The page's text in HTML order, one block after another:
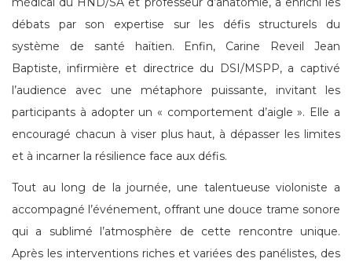
débats par son expertise sur les défis structurels du
système de santé haïtien. Enfin, Carine Reveil Jean
Baptiste, infirmière et directrice du DSI/MSPP, a captivé
l’audience avec une métaphore puissante, invitant les
participants à adopter un « comportement d’aigle ». Elle a
encouragé chacun à viser plus haut, à dépasser les limites
et à incarner la résilience face aux défis.
Tout au long de la journée, une talentueuse violoniste a
accompagné l’événement, offrant une douce trame sonore
qui a sublimé l’atmosphère de cette rencontre unique.
Après les interventions riches et variées des panélistes, des